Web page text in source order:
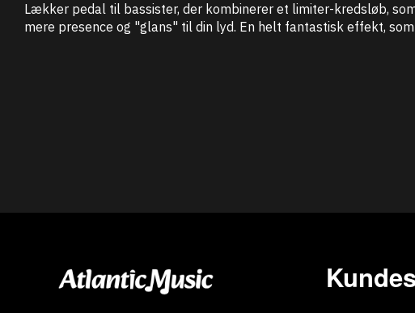
Lækker pedal til bassister, der kombinerer et limiter-kredsløb,
mere presence og "glans" til din lyd. En helt fantastisk effekt,